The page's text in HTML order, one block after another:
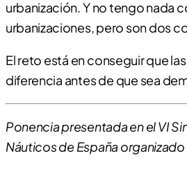
urbanización. Y no tengo nada
urbanizaciones, pero son dos
El reto está en conseguir que
diferencia antes de que sea
Ponencia presentada en el VI
Náuticos de España organizado